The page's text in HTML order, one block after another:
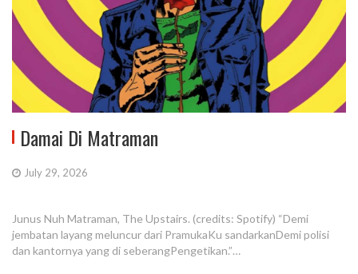
Damai Di Matraman
July 29, 2026
Junus Nuh Matraman, The Upstairs. (credits: Spotify) “Demi
jembatan layang meluncur dari PramukaKu sandarkanDemi polisi
dan kantornya yang di seberangPengetikan.”…